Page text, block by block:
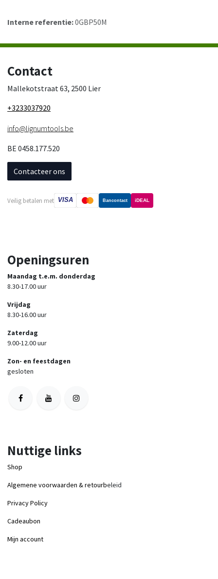
Interne referentie:0GBP50M
Contact
Mallekotstraat 63, 2500 Lier
+3233037920
info@lignumtools.be
BE 0458.177.520
Contacteer ons
Veilig betalen met VISA Bancontact iDEAL
Openingsuren
Maandag t.e.m. donderdag
8.30-17.00 uur
Vrijdag
8.30-16.00 uur
Zaterdag
9.00-12.00 uur
Zon- en feestdagen
gesloten
Nuttige links
Shop
Algemene voorwaarden & retourbeleid
Privacy Policy
Cadeaubon
Mijn account